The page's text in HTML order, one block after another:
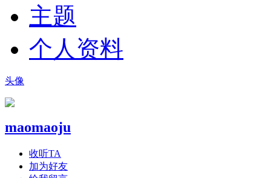
主题
个人资料
头像
maomaoju
收听TA
加为好友